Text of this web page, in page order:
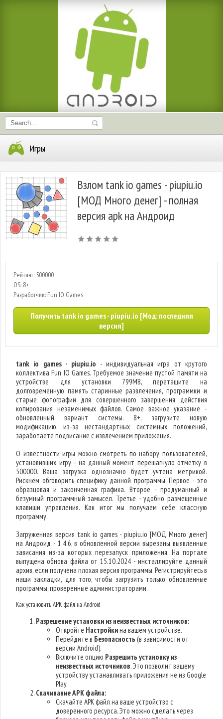
Игры
Взлом tank io games - piupiu.io
[МОД Много денег] - полная
версия apk на Андроид
Рейтинг: 500000
OS: 8+
Разработчик: Fun IO Games
Получить tank io games - piupiu.io [Мод: последняя
версия]
tank io games - piupiu.io - индивидуальная игра от крутого
коллектива Fun IO Games. Требуемое значение пустой памяти на
устройстве для установки 799MB, перетащите на
долговременную память старинные развлечения, программки и
старые фотографии для совершенного завершения действия
копирования незаменимых файлов. Самое важное указание -
обновленный вариант системы. 8+, загрузите новую
модификацию, из-за нестандартных системных положений,
заработаете подвисание с извлечением приложения.
О известности игры можно смотреть по набору пользователей,
установивших игру - на данный момент перешагнуло отметку в
500000. Ваша загрузка однозначно будет учтена метрикой.
Рискнем обговорить специфику данной программы. Первое - это
образцовая и законченная графика. Второе - продуманный и
безумный программный замысел. Третье - удобно размещенные
клавиши управления. Как итог мы получаем себе классную
программу.
Загруженная версия tank io games - piupiu.io [МОД Много денег]
на Андроид - 1.4.6, в обновленной версии вырезаны выявленные
зависания из-за которых перезапуск приложения. На портале
выпущена обнова файла от 15.10.2024 - инсталлируйте данный
архив, если получена плохая версия программы. Регистрируйтесь в
наши закладки, для того, чтобы загрузить только обновленные
программы, проверенные администраторами.
Как установить APK файл на Android
Разрешение установки из неизвестных источников:
Откройте Настройкина вашем устройстве.
Перейдите в Безопасность (в зависимости от
версии Android).
Включите опцию Разрешить установку из
неизвестных источников. Это позволит вашему
устройству устанавливать приложения не из Google
Play.
Скачивание APK файла:
Скачайте APK файл на ваше устройство с
доверенного ресурса. Это можно сделать через